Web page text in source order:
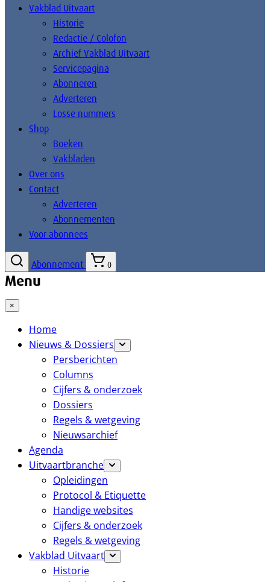
Vakblad Uitvaart
Historie
Redactie / Colofon
Archief Vakblad Uitvaart
Servicepagina
Abonneren
Adverteren
Losse nummers
Shop
Boeken
Vakbladen
Over ons
Contact
Adverteren
Abonnementen
Voor abonnees
Abonnement 0
Menu
×
Home
Nieuws & Dossiers
Persberichten
Columns
Cijfers & onderzoek
Dossiers
Regels & wetgeving
Nieuwsarchief
Agenda
Uitvaartbranche
Opleidingen
Protocol & Etiquette
Handige websites
Cijfers & onderzoek
Regels & wetgeving
Vakblad Uitvaart
Historie